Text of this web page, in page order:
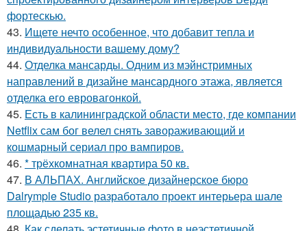
фортескью.
43. Ищете нечто особенное, что добавит тепла и
индивидуальности вашему дому?
44. Отделка мансарды. Одним из мэйнстримных
направлений в дизайне мансардного этажа, является
отделка его евровагонкой.
45. Есть в калининградской области место, где компании
Netflix сам бог велел снять завораживающий и
кошмарный сериал про вампиров.
46. * трёхкомнатная квартира 50 кв.
47. В АЛЬПАХ. Английское дизайнерское бюро
Dalrymple Studio разработало проект интерьера шале
площадью 235 кв.